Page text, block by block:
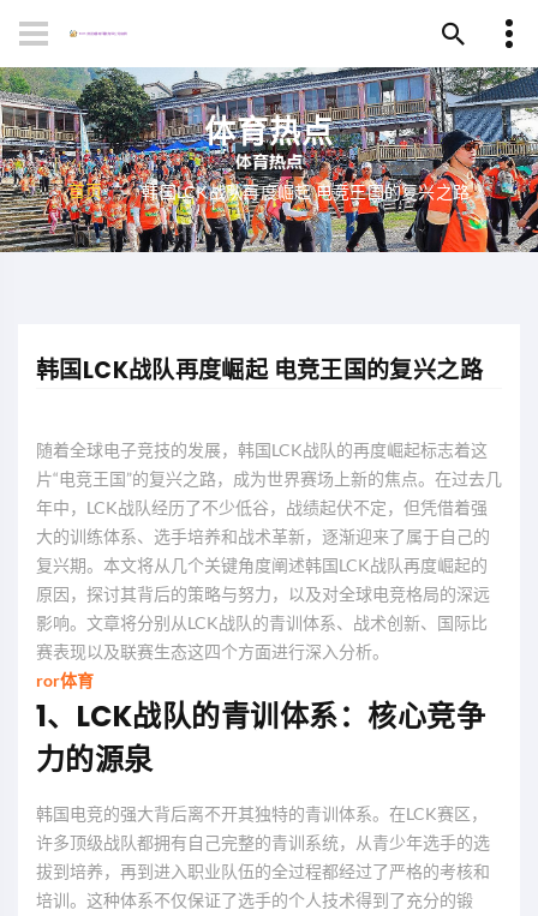
体育热点
首页 韩国LCK战队再度崛起 电竞王国的复兴之路
韩国LCK战队再度崛起 电竞王国的复兴之路
随着全球电子竞技的发展，韩国LCK战队的再度崛起标志着这
片“电竞王国”的复兴之路，成为世界赛场上新的焦点。在过去几
年中，LCK战队经历了不少低谷，战绩起伏不定，但凭借着强
大的训练体系、选手培养和战术革新，逐渐迎来了属于自己的
复兴期。本文将从几个关键角度阐述韩国LCK战队再度崛起的
原因，探讨其背后的策略与努力，以及对全球电竞格局的深远
影响。文章将分别从LCK战队的青训体系、战术创新、国际比
赛表现以及联赛生态这四个方面进行深入分析。
ror体育
1、LCK战队的青训体系：核心竞争
力的源泉
韩国电竞的强大背后离不开其独特的青训体系。在LCK赛区，
许多顶级战队都拥有自己完整的青训系统，从青少年选手的选
拔到培养，再到进入职业队伍的全过程都经过了严格的考核和
培训。这种体系不仅保证了选手的个人技术得到了充分的锻